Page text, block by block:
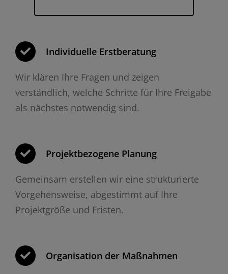
Individuelle Erstberatung
Wir klären Ihre Fragen und zeigen
verständlich, welche Schritte für Ihre Freigabe
als nächstes notwendig sind.
Projektbezogene Planung
Gemeinsam erstellen wir eine strukturierte
Vorgehensweise, abgestimmt auf Ihre
Projektgröße und Fristen.
Organisation der Maßnahmen